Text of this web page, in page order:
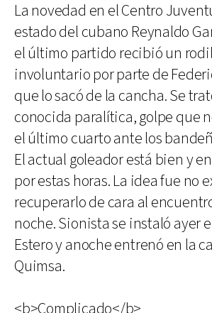
La novedad en el Centro
estado del cubano Reynaldo
el último partido recibió un
involuntario por parte de
que lo sacó de la cancha. Se
conocida paralítica, golpe que
el último cuarto ante los
El actual goleador está bien y
por estas horas. La idea fue no
recuperarlo de cara al
noche. Sionista se instaló ayer
Estero y anoche entrenó en la
Quimsa.